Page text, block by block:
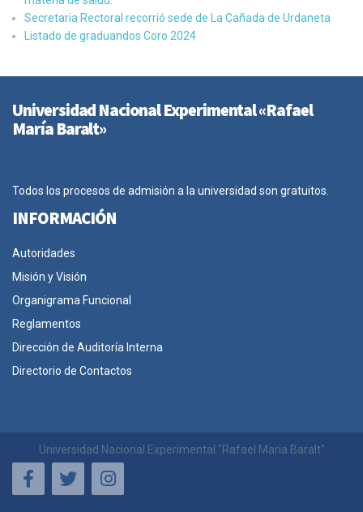
Secretaria Rectoral recorrió sede de La Cañada de Urdaneta
Listado de graduandos Coro 2024
Universidad Nacional Experimental «Rafael
María Baralt»
Todos los procesos de admisión a la universidad son gratuitos.
INFORMACIÓN
Autoridades
Misión y Visión
Organigrama Funcional
Reglamentos
Dirección de Auditoría Interna
Directorio de Contactos
Universidad Nacional Experimental "Rafael Maria Baralt"